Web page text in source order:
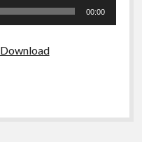
00:00
Download